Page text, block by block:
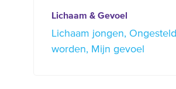
Lichaam & Gevoel
Lichaam jongen
Ongesteld
worden
Mijn gevoel